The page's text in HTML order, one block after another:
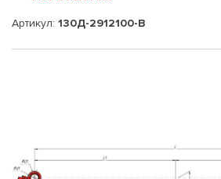
Артикул: 130Д-2912100-В